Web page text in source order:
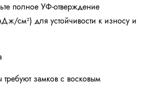
полное УФ-отверждение
см²) для устойчивости к износу и
замков с восковым